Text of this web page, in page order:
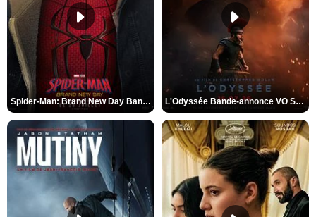
Spider-Man: Brand New Day Bande-annonce VO STFR L'Odyssée Bande-annonce VO STFR